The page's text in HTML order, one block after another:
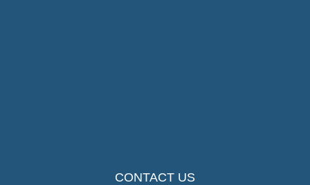
CONTACT US